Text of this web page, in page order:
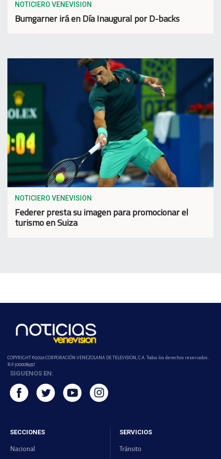
NOTICIERO VENEVISION
Bumgarner irá en Día Inaugural por D-backs
NOTICIERO VENEVISION
Federer presta su imagen para promocionar el
turismo en Suiza
COPYRIGHT ©2026 CORPORACIÓN VENEZOLANA DE TELEVISION, C.A. Todos los derechos reservados.
Rif-j000089337
SIGUENOS EN:
SECCIONES
Nacional
SERVICIOS
Tránsito